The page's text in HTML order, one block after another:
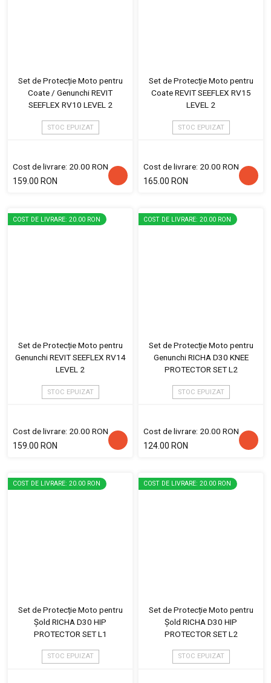
Set de Protecție Moto pentru
Coate / Genunchi REVIT
SEEFLEX RV10 LEVEL 2
STOC EPUIZAT
Cost de livrare: 20.00 RON
159.00 RON
Set de Protecție Moto pentru
Coate REVIT SEEFLEX RV15
LEVEL 2
STOC EPUIZAT
Cost de livrare: 20.00 RON
165.00 RON
COST DE LIVRARE: 20.00 RON
Set de Protecție Moto pentru
Genunchi REVIT SEEFLEX RV14
LEVEL 2
STOC EPUIZAT
Cost de livrare: 20.00 RON
159.00 RON
COST DE LIVRARE: 20.00 RON
Set de Protecție Moto pentru
Genunchi RICHA D30 KNEE
PROTECTOR SET L2
STOC EPUIZAT
Cost de livrare: 20.00 RON
124.00 RON
COST DE LIVRARE: 20.00 RON
Set de Protecție Moto pentru
Șold RICHA D30 HIP
PROTECTOR SET L1
STOC EPUIZAT
COST DE LIVRARE: 20.00 RON
Set de Protecție Moto pentru
Șold RICHA D30 HIP
PROTECTOR SET L2
STOC EPUIZAT